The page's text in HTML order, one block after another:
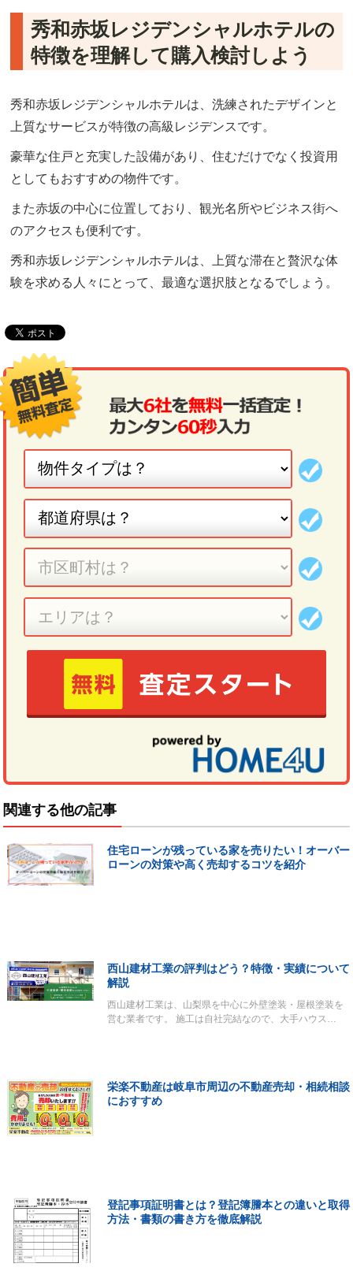
秀和赤坂レジデンシャルホテルの
特徴を理解して購入検討しよう
秀和赤坂レジデンシャルホテルは、洗練されたデザインと
上質なサービスが特徴の高級レジデンスです。
豪華な住戸と充実した設備があり、住むだけでなく投資用
としてもおすすめの物件です。
また赤坂の中心に位置しており、観光名所やビジネス街へ
のアクセスも便利です。
秀和赤坂レジデンシャルホテルは、上質な滞在と贅沢な体
験を求める人々にとって、最適な選択肢となるでしょう。
関連する他の記事
住宅ローンが残っている家を売りたい！オーバー
ローンの対策や高く売却するコツを紹介
西山建材工業の評判はどう？特徴・実績について
解説
西山建材工業は、山梨県を中心に外壁塗装・屋根塗装を
営む業者です。 施工は自社完結なので、大手ハウス…
栄楽不動産は岐阜市周辺の不動産売却・相続相談
におすすめ
登記事項証明書とは？登記簿謄本との違いと取得
方法・書類の書き方を徹底解説